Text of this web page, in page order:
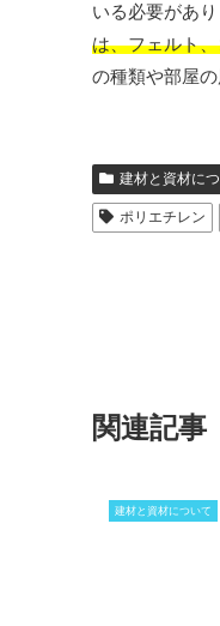
いる必要があ
は、フェルト
の種類や部屋
建材と資材に
ポリエチレン
関連記事
建材と資材について